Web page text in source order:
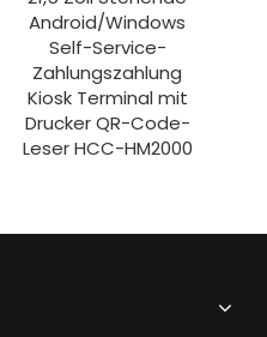
Android/Windows
Self-Service-
Zahlungszahlung
Kiosk Terminal mit
Drucker QR-Code-
Leser HCC-HM2000